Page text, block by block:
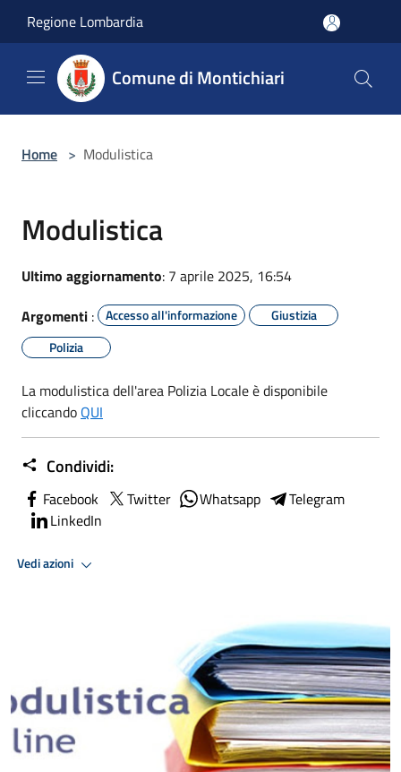
Regione Lombardia
Comune di Montichiari
Home > Modulistica
Modulistica
Ultimo aggiornamento: 7 aprile 2025, 16:54
Argomenti : Accesso all'informazione
Giustizia
Polizia
La modulistica dell'area Polizia Locale è disponibile
cliccando QUI
Condividi:
Facebook Twitter Whatsapp
Telegram
LinkedIn
Vedi azioni